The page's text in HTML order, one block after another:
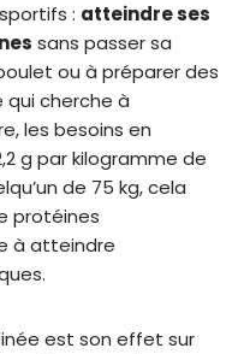
: atteindre ses
sans passer sa
ou à préparer des
qui cherche à
les besoins en
g par kilogramme de
de 75 kg, cela
protéines
à atteindre
est son effet sur